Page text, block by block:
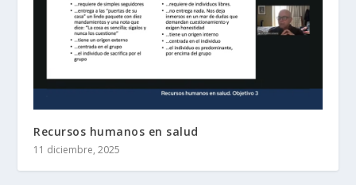
Recursos humanos en salud
11 diciembre, 2025